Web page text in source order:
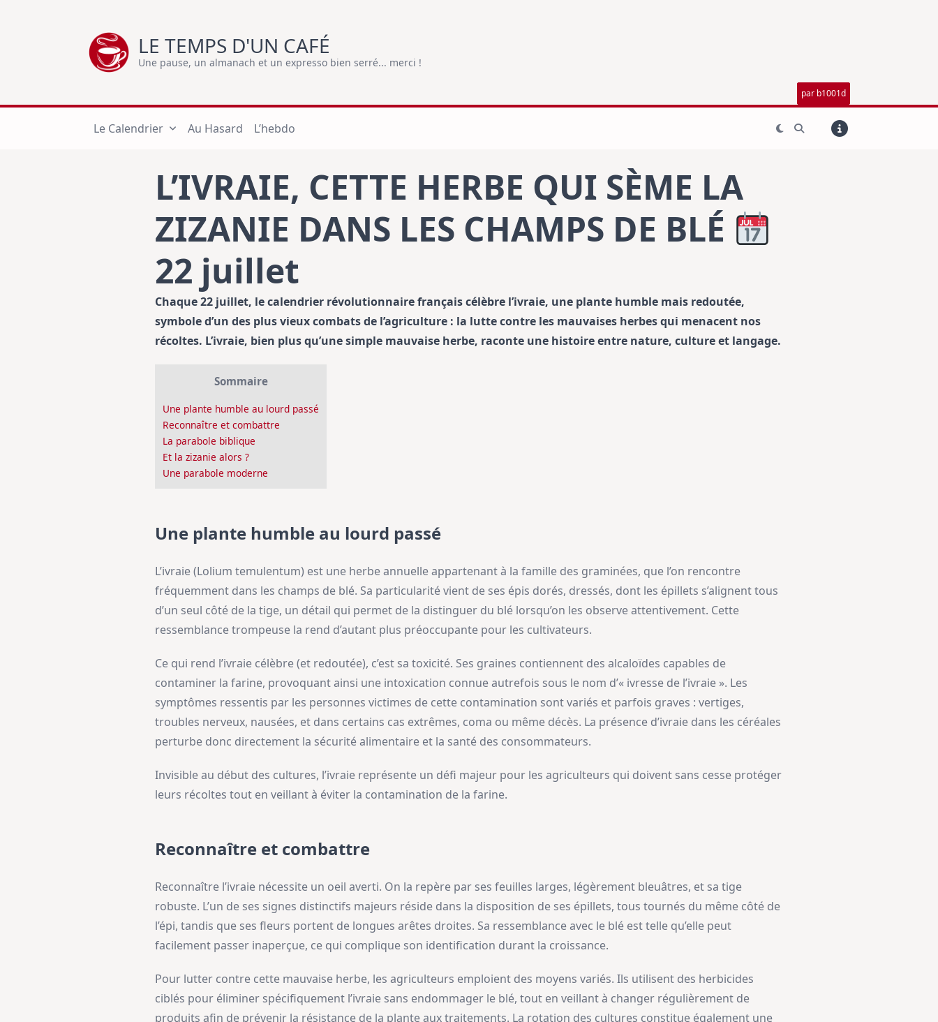
LE TEMPS D'UN CAFÉ
Une pause, un almanach et un expresso bien serré... merci !
par b1001d
Le Calendrier Au Hasard L’hebdo
L’IVRAIE, CETTE HERBE QUI SÈME LA
ZIZANIE DANS LES CHAMPS DE BLÉ
22 juillet
Chaque 22 juillet, le calendrier révolutionnaire français célèbre l’ivraie, une plante humble mais redoutée,
symbole d’un des plus vieux combats de l’agriculture : la lutte contre les mauvaises herbes qui menacent nos
récoltes. L’ivraie, bien plus qu’une simple mauvaise herbe, raconte une histoire entre nature, culture et langage.
Sommaire
Une plante humble au lourd passé
Reconnaître et combattre
La parabole biblique
Et la zizanie alors ?
Une parabole moderne
Une plante humble au lourd passé
L’ivraie (Lolium temulentum) est une herbe annuelle appartenant à la famille des graminées, que l’on rencontre
fréquemment dans les champs de blé. Sa particularité vient de ses épis dorés, dressés, dont les épillets s’alignent tous
d’un seul côté de la tige, un détail qui permet de la distinguer du blé lorsqu’on les observe attentivement. Cette
ressemblance trompeuse la rend d’autant plus préoccupante pour les cultivateurs.
Ce qui rend l’ivraie célèbre (et redoutée), c’est sa toxicité. Ses graines contiennent des alcaloïdes capables de
contaminer la farine, provoquant ainsi une intoxication connue autrefois sous le nom d’« ivresse de l’ivraie ». Les
symptômes ressentis par les personnes victimes de cette contamination sont variés et parfois graves : vertiges,
troubles nerveux, nausées, et dans certains cas extrêmes, coma ou même décès. La présence d’ivraie dans les céréales
perturbe donc directement la sécurité alimentaire et la santé des consommateurs.
Invisible au début des cultures, l’ivraie représente un défi majeur pour les agriculteurs qui doivent sans cesse protéger
leurs récoltes tout en veillant à éviter la contamination de la farine.
Reconnaître et combattre
Reconnaître l’ivraie nécessite un oeil averti. On la repère par ses feuilles larges, légèrement bleuâtres, et sa tige
robuste. L’un de ses signes distinctifs majeurs réside dans la disposition de ses épillets, tous tournés du même côté de
l’épi, tandis que ses fleurs portent de longues arêtes droites. Sa ressemblance avec le blé est telle qu’elle peut
facilement passer inaperçue, ce qui complique son identification durant la croissance.
Pour lutter contre cette mauvaise herbe, les agriculteurs emploient des moyens variés. Ils utilisent des herbicides
ciblés pour éliminer spécifiquement l’ivraie sans endommager le blé, tout en veillant à changer régulièrement de
produits afin de prévenir la résistance de la plante aux traitements. La rotation des cultures constitue également une